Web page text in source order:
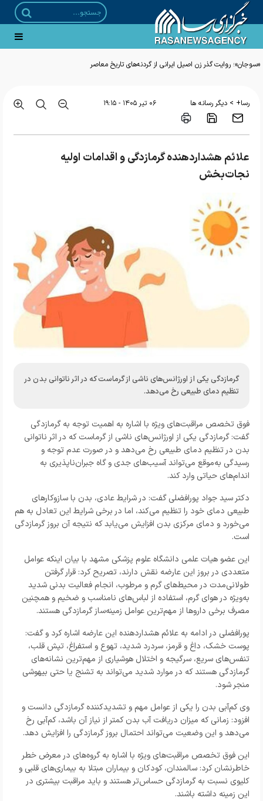
«سوجان»؛ روایت گذر زن اصیل ایرانی از گردنه‌های تاریخ معاصر
رسا+ > دیگر رسانه ها ۰۶ تير ۱۴۰۵ - ۱۹:۱۵
علائم هشداردهنده گرمازدگی و اقدامات اولیه
نجات‌بخش
گرمازدگی یکی از اورژانس‌های ناشی از گرماست که در اثر ناتوانی بدن در
تنظیم دمای طبیعی رخ می‌دهد.
فوق تخصص مراقبت‌های ویژه با اشاره به اهمیت توجه به گرمازدگی
گفت: گرمازدگی یکی از اورژانس‌های ناشی از گرماست که در اثر ناتوانی
بدن در تنظیم دمای طبیعی رخ می‌دهد و در صورت عدم توجه و
رسیدگی به‌موقع می‌تواند آسیب‌های جدی و گاه جبران‌ناپذیری به
اندام‌های حیاتی وارد کند.
دکتر سید جواد پورافضلی گفت: در شرایط عادی، بدن با سازوکارهای
طبیعی دمای خود را تنظیم می‌کند، اما در برخی شرایط این تعادل به هم
می‌خورد و دمای مرکزی بدن افزایش می‌یابد که نتیجه آن بروز گرمازدگی
است.
این عضو هیات علمی دانشگاه علوم پزشکی مشهد با بیان اینکه عوامل
متعددی در بروز این عارضه نقش دارند، تصریح کرد: قرار گرفتن
طولانی‌مدت در محیط‌های گرم و مرطوب، انجام فعالیت بدنی شدید
به‌ویژه در هوای گرم، استفاده از لباس‌های نامناسب و ضخیم و همچنین
مصرف برخی داروها از مهم‌ترین عوامل زمینه‌ساز گرمازدگی هستند.
پورافضلی در ادامه به علائم هشداردهنده این عارضه اشاره کرد و گفت:
پوست خشک، داغ و قرمز، سردرد شدید، تهوع و استفراغ، تپش قلب،
تنفس‌های سریع، سرگیجه و اختلال هوشیاری از مهم‌ترین نشانه‌های
گرمازدگی هستند که در موارد شدید می‌تواند به تشنج یا حتی بیهوشی
منجر شود.
وی کم‌آبی بدن را یکی از عوامل مهم و تشدیدکننده گرمازدگی دانست و
افزود: زمانی که میزان دریافت آب بدن کمتر از نیاز آن باشد، کم‌آبی رخ
می‌دهد و این وضعیت می‌تواند احتمال بروز گرمازدگی را افزایش دهد.
این فوق تخصص مراقبت‌های ویژه با اشاره به گروه‌های در معرض خطر
خاطرنشان کرد: سالمندان، کودکان و بیماران مبتلا به بیماری‌های قلبی و
کلیوی نسبت به گرمازدگی حساس‌تر هستند و باید مراقبت بیشتری در
این زمینه داشته باشند.